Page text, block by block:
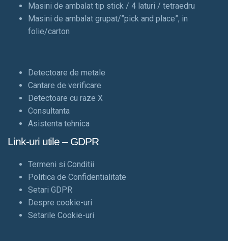
Masini de ambalat tip stick / 4 laturi / tetraedru
Masini de ambalat grupat/”pick and place”, in
folie/carton
Detectoare de metale
Cantare de verificare
Detectoare cu raze X
Consultanta
Asistenta tehnica
Link-uri utile – GDPR
Termeni si Conditii
Politica de Confidentialitate
Setari GDPR
Despre cookie-uri
Setarile Cookie-uri